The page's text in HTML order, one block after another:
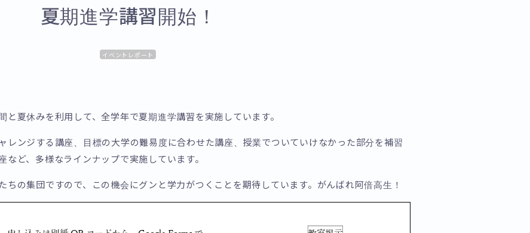
夏期進学講習開始！
イベントレポート
夏休みを利用して、全学年で夏期進学講習を実施しています。
レンジする講座、目標の大学の難易度に合わせた講座、授業でついていけなかった部分を補習
ど、多様なラインナップで実施しています。
ちの集団ですので、この機会にグンと学力がつくことを期待しています。がんばれ阿倍高生！